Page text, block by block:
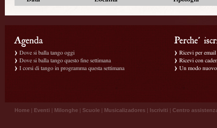
Dove si balla tango oggi
Dove si balla tango questo fine settimana
I corsi di tango in programma questa settimana
Ricevi per
Ricevi con
Un modo
Home | Eventi | Milonghe | Scuole | Musicalizadores | Iscriviti | Centro